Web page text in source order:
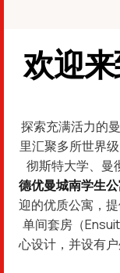
欢迎
探索充满活力的
里汇聚多所世界
彻斯特大学、曼
德优曼城南学生
迎的优质公寓，
单间套房（
心设计，并设有